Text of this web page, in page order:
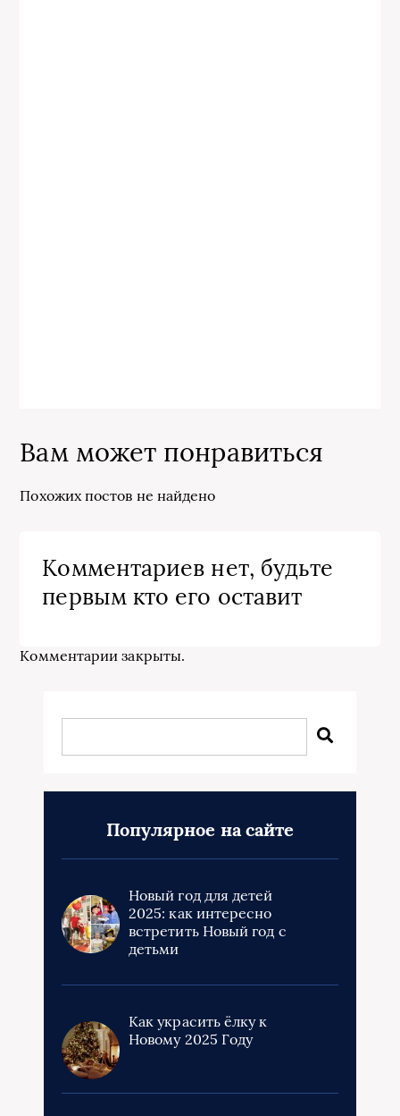
Вам может понравиться
Похожих постов не найдено
Комментариев нет, будьте
первым кто его оставит
Комментарии закрыты.
Популярное на сайте
Новый год для детей
2025: как интересно
встретить Новый год с
детьми
Как украсить ёлку к
Новому 2025 Году